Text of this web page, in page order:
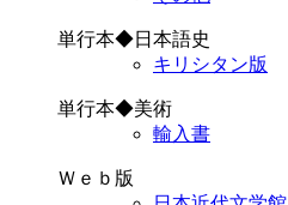
単行本◆日本語史
キリシタン版
単行本◆美術
輸入書
Ｗｅｂ版